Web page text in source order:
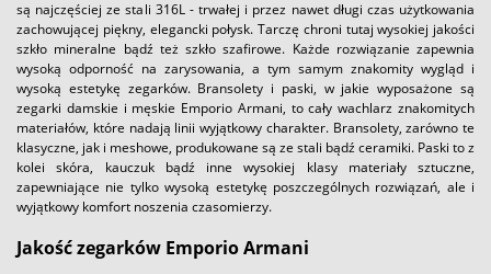
są najczęściej ze stali 316L - trwałej i przez nawet długi czas użytkowania
zachowującej piękny, elegancki połysk. Tarczę chroni tutaj wysokiej jakości
szkło mineralne bądź też szkło szafirowe. Każde rozwiązanie zapewnia
wysoką odporność na zarysowania, a tym samym znakomity wygląd i
wysoką estetykę zegarków. Bransolety i paski, w jakie wyposażone są
zegarki damskie i męskie Emporio Armani, to cały wachlarz znakomitych
materiałów, które nadają linii wyjątkowy charakter. Bransolety, zarówno te
klasyczne, jak i meshowe, produkowane są ze stali bądź ceramiki. Paski to z
kolei skóra, kauczuk bądź inne wysokiej klasy materiały sztuczne,
zapewniające nie tylko wysoką estetykę poszczególnych rozwiązań, ale i
wyjątkowy komfort noszenia czasomierzy.
Jakość zegarków Emporio Armani